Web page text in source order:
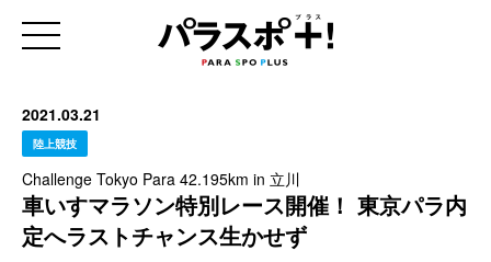
2021.03.21
陸上競技
Challenge Tokyo Para 42.195km in 立川
車いすマラソン特別レース開催！ 東京パラ内
定へラストチャンス生かせず